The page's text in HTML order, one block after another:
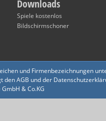
Downloads
Spiele kostenlos
Bildschirmschoner
und Firmenbezeichnungen
den AGB und der
& Co.KG